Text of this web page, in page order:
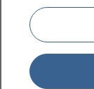
1177 på flera